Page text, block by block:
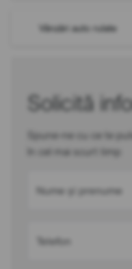
Vânzări auto rulate
Solicită
Spune-ne cu ce te
în cel mai scurt timp
Nume și prenume
Telefon